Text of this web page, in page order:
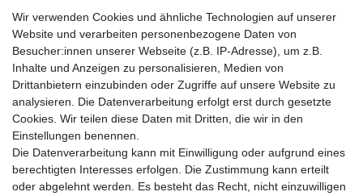
Wir verwenden Cookies und ähnliche Technologien auf unserer
Website und verarbeiten personenbezogene Daten von
Besucher:innen unserer Webseite (z.B. IP-Adresse), um z.B.
Inhalte und Anzeigen zu personalisieren, Medien von
Drittanbietern einzubinden oder Zugriffe auf unsere Website zu
analysieren. Die Datenverarbeitung erfolgt erst durch gesetzte
Cookies. Wir teilen diese Daten mit Dritten, die wir in den
Einstellungen benennen.
Die Datenverarbeitung kann mit Einwilligung oder aufgrund eines
berechtigten Interesses erfolgen. Die Zustimmung kann erteilt
oder abgelehnt werden. Es besteht das Recht, nicht einzuwilligen